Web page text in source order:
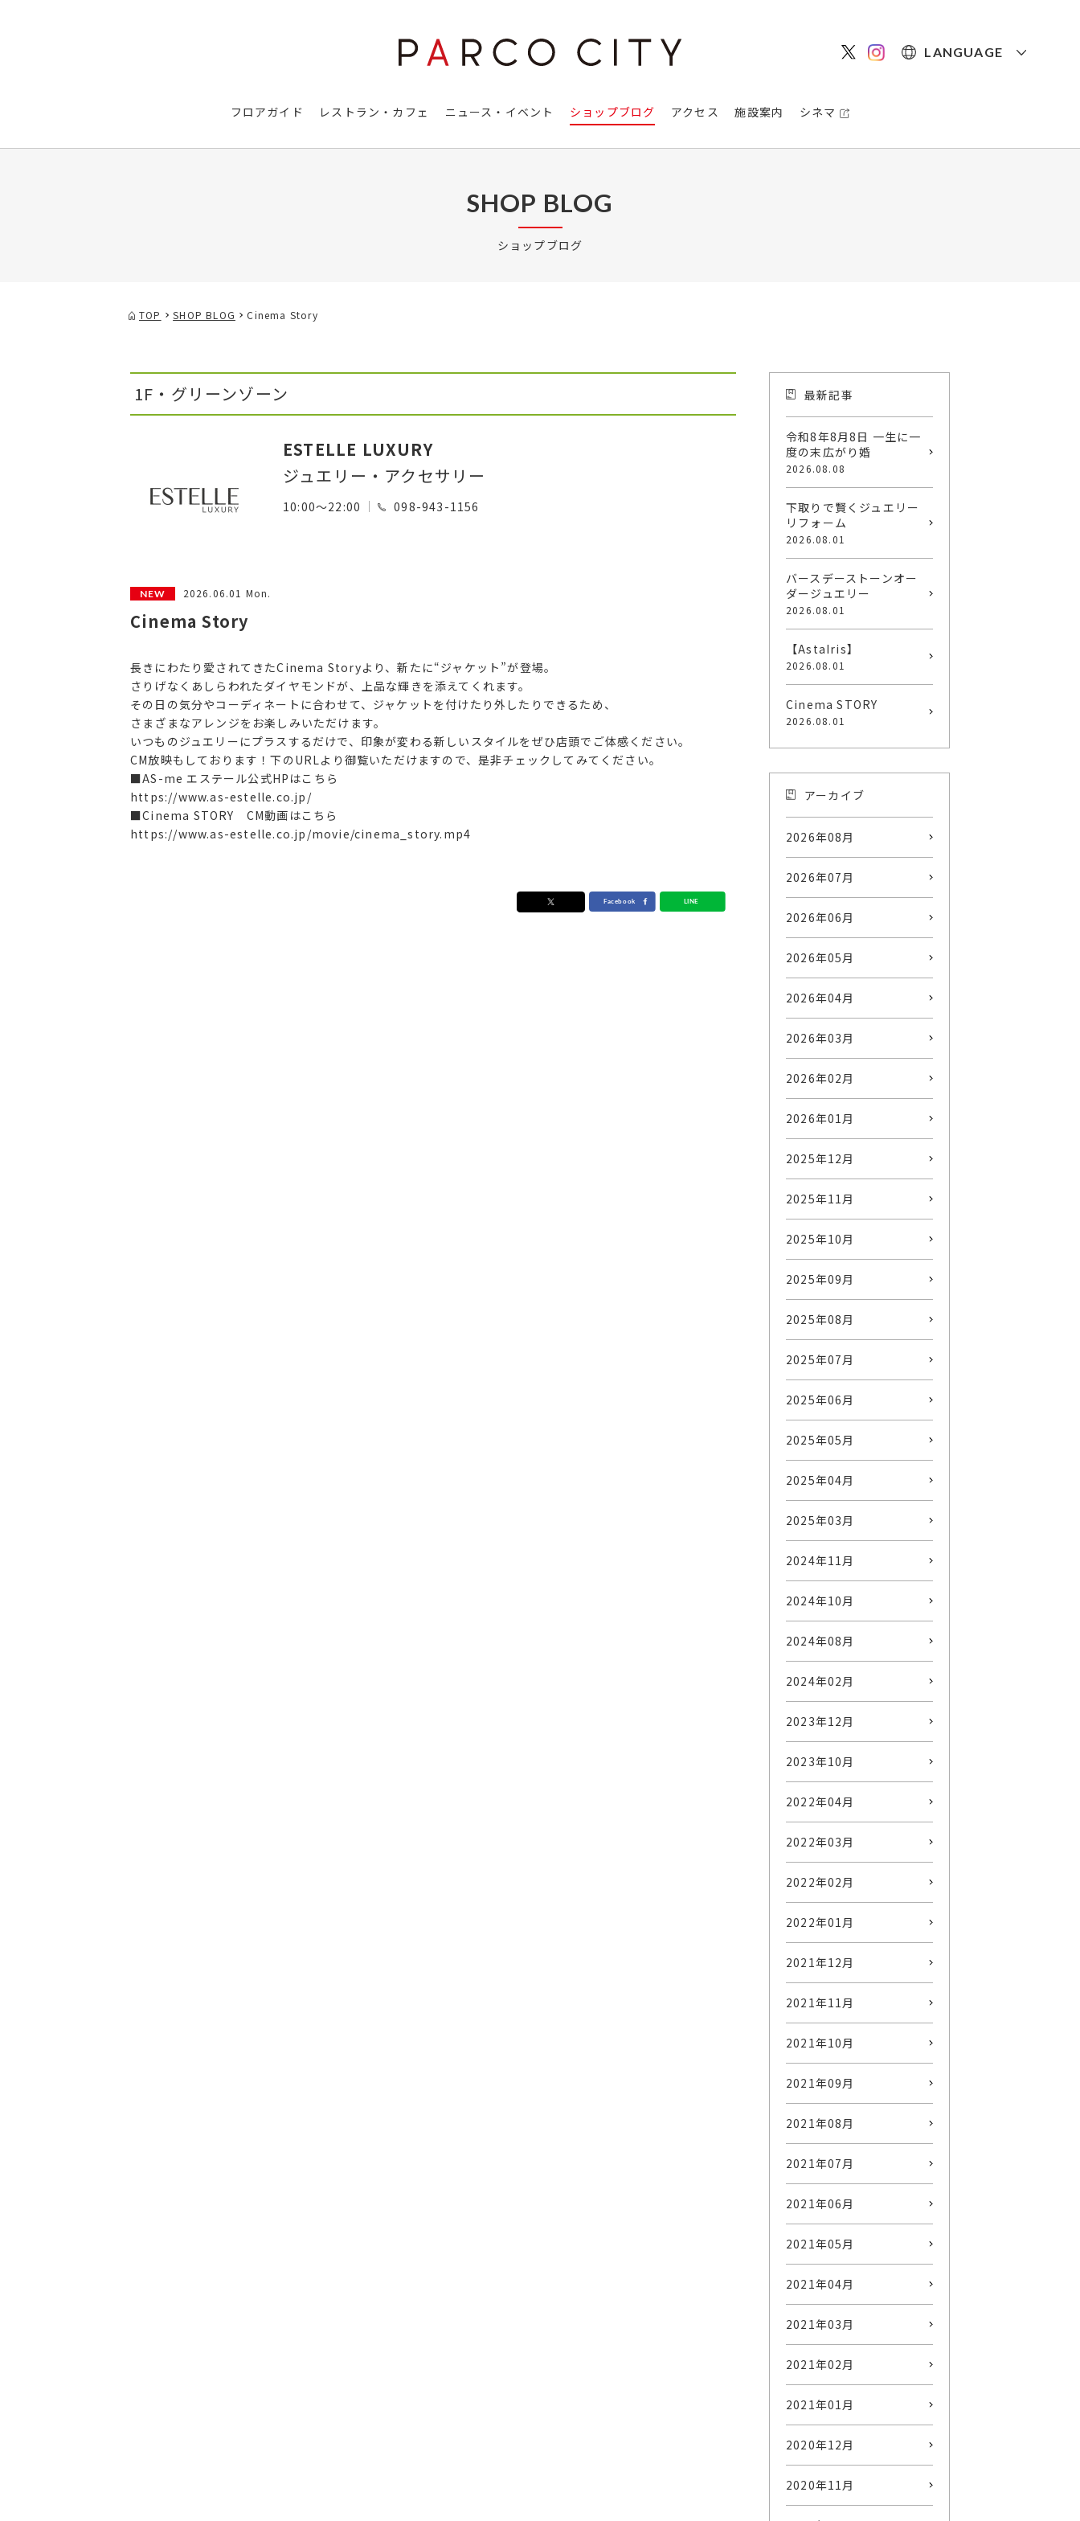
LANGUAGE
フロアガイド レストラン・カフェ ニュース・イベント ショップブログ アクセス 施設案内 シネマ
SHOP BLOG
ショップブログ
TOP SHOP BLOG Cinema Story
1F・グリーンゾーン
ESTELLE LUXURY
ジュエリー・アクセサリー
10:00～22:00 098-943-1156
2026.06.01 Mon.
Cinema Story
長きにわたり愛されてきたCinema Storyより、新たに“ジャケット”が登場。
さりげなくあしらわれたダイヤモンドが、上品な輝きを添えてくれます。
その日の気分やコーディネートに合わせて、ジャケットを付けたり外したりできるため、
さまざまなアレンジをお楽しみいただけます。
いつものジュエリーにプラスするだけで、印象が変わる新しいスタイルをぜひ店頭でご体感ください。
CM放映もしております！下のURLより御覧いただけますので、是非チェックしてみてください。
■AS-me エステール公式HPはこちら
https://www.as-estelle.co.jp/
■Cinema STORY CM動画はこちら
https://www.as-estelle.co.jp/movie/cinema_story.mp4
最新記事
令和8年8月8日 一生に一
度の末広がり婚
2026.08.08
下取りで賢くジュエリー
リフォーム
2026.08.01
バースデーストーンオー
ダージュエリー
2026.08.01
【AstaIris】
2026.08.01
Cinema STORY
2026.08.01
アーカイブ
2026年08月
2026年07月
2026年06月
2026年05月
2026年04月
2026年03月
2026年02月
2026年01月
2025年12月
2025年11月
2025年10月
2025年09月
2025年08月
2025年07月
2025年06月
2025年05月
2025年04月
2025年03月
2024年11月
2024年10月
2024年08月
2024年02月
2023年12月
2023年10月
2022年04月
2022年03月
2022年02月
2022年01月
2021年12月
2021年11月
2021年10月
2021年09月
2021年08月
2021年07月
2021年06月
2021年05月
2021年04月
2021年03月
2021年02月
2021年01月
2020年12月
2020年11月